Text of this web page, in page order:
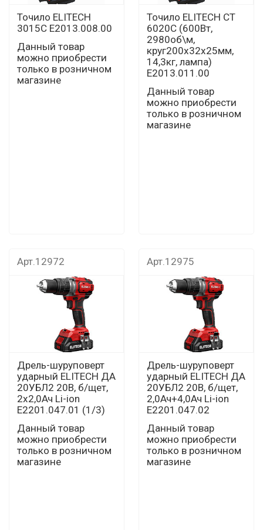
Точило ELITECH
3015С E2013.008.00
Данный товар
можно приобрести
только в розничном
магазине
Точило ELITECH СТ
6020С (600Вт,
2980об\м,
круг200х32х25мм,
14,3кг, лампа)
E2013.011.00
Данный товар
можно приобрести
только в розничном
магазине
Арт.12972
Дрель-шуруповерт
ударный ELITECH ДА
20УБЛ2 20В, б/щет,
2х2,0Ач Li-ion
Е2201.047.01 (1/3)
Данный товар
можно приобрести
только в розничном
магазине
Арт.12975
Дрель-шуруповерт
ударный ELITECH ДА
20УБЛ2 20В, б/щет,
2,0Ач+4,0Ач Li-ion
Е2201.047.02
Данный товар
можно приобрести
только в розничном
магазине